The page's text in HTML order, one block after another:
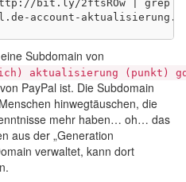
bit.ly/2ftsROw | grep
account-
Subdomain von
aktualisierung (punkt)
PayPal ist. Die Subdomain
hinwegtäuschen, die
mehr haben… oh… das
aus der „Generation
verwaltet, kann dort